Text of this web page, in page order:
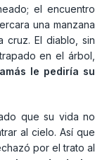
el encuentro
una manzana
cruz. El diablo, sin
en el árbol,
le pediría su
que su vida no
al cielo. Así que
por el trato al